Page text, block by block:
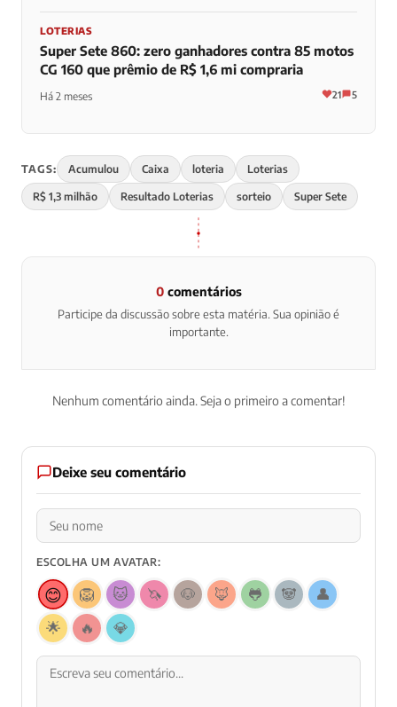
LOTERIAS
Super Sete 860: zero ganhadores contra 85 motos
CG 160 que prêmio de R$ 1,6 mi compraria
Há 2 meses 21 5
TAGS: Acumulou Caixa loteria Loterias
R$ 1,3 milhão Resultado Loterias sorteio Super Sete
0comentários
Participe da discussão sobre esta matéria. Sua opinião é
importante.
Nenhum comentário ainda. Seja o primeiro a comentar!
Deixe seu comentário
ESCOLHA UM AVATAR:
😊 🦁 🐱 🦄 🐶 🦊 🐸 🐼
👤
🌟
🔥 💎